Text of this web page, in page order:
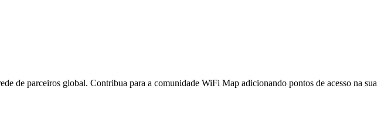
de parceiros global. Contribua para a comunidade WiFi Map adicionando pontos de acesso na sua